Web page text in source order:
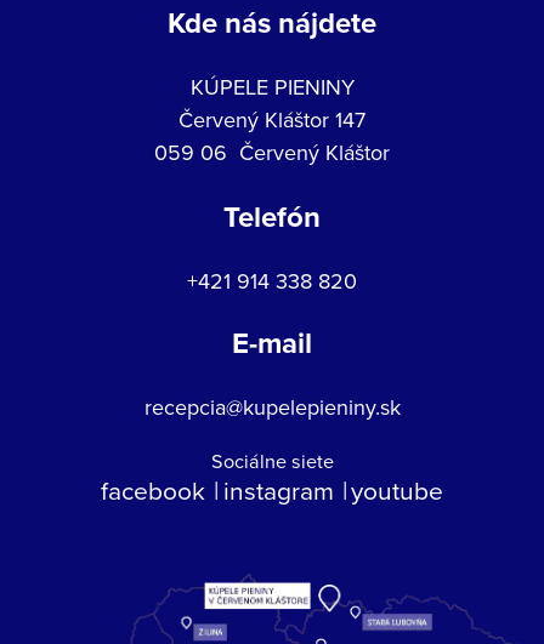
Kde nás nájdete
KÚPELE PIENINY
Červený Kláštor 147
059 06 Červený Kláštor
Telefón
+421 914 338 820
E-mail
recepcia@kupelepieniny.sk
Sociálne siete
facebook instagram youtube